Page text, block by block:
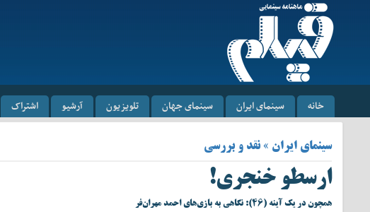
خانه سینمای ایران سینمای جهان تلویزیون آرشیو اشتراک
سینمای ایران » نقد و بررسی
ارسطو خنجری!
همچون در یک آینه (۴۶): نگاهی به بازی‌های احمد مهران‌فر